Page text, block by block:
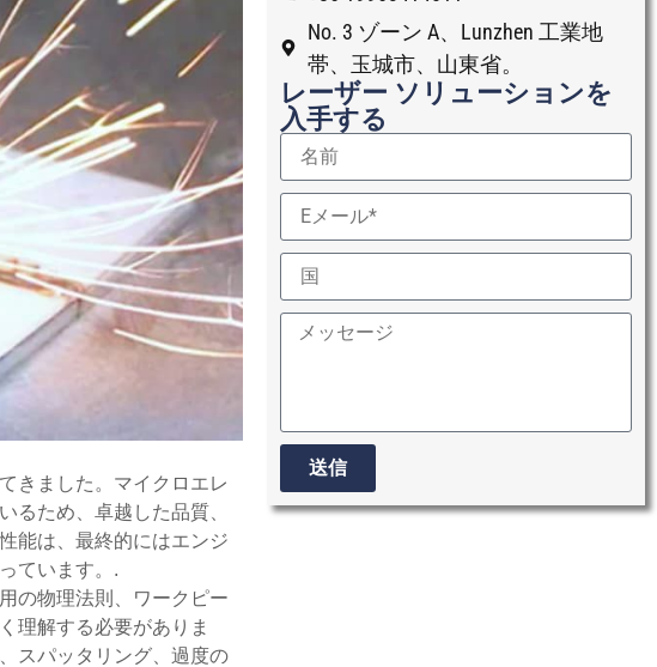
きました。マイクロエレ
るため、卓越した品質、
能は、最終的にはエンジ
ています。.
の物理法則、ワークピー
理解する必要がありま
スパッタリング、過度の
No. 3 ゾーン A、Lunzhen 工業地
帯、玉城市、山東省。
レーザー ソリューションを
入手する
送信
Alternative: